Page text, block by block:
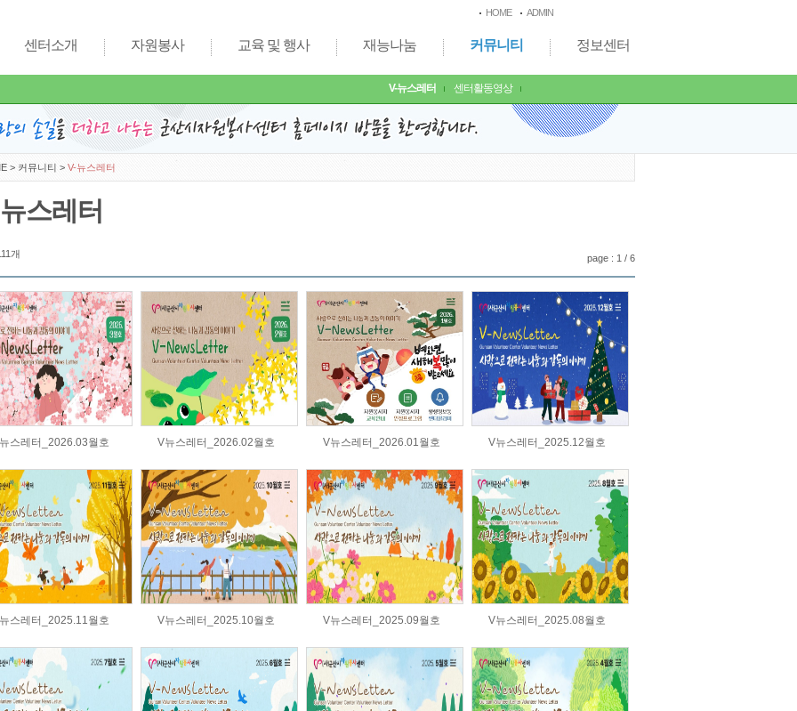
HOME ADMIN
센터소개 자원봉사 교육 및 행사 재능나눔 커뮤니티
V-뉴스레터 센터활동영상
정보센터
> 커뮤니티 > V-뉴스레터
스레터
개 page : 1 / 6
스레터_2026.03월호 V뉴스레터_2026.02월호 V뉴스레터_2026.01월호 V뉴스레터_2025.12월호
스레터_2025.11월호 V뉴스레터_2025.10월호 V뉴스레터_2025.09월호 V뉴스레터_2025.08월호